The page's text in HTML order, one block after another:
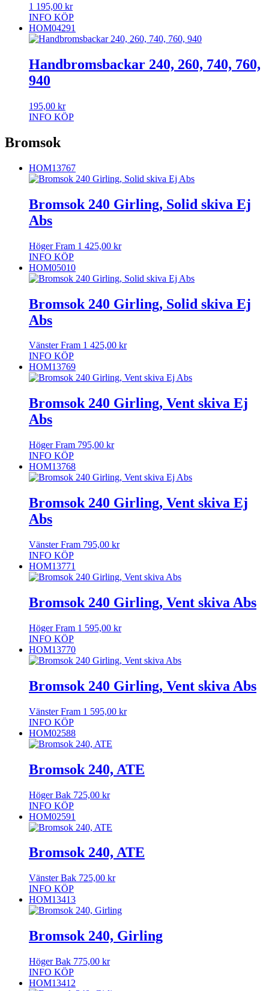
1 195,00 kr
INFO KÖP
HOM04291
Handbromsbackar 240, 260, 740, 760,
940
195,00 kr
INFO KÖP
Bromsok
HOM13767
Bromsok 240 Girling, Solid skiva Ej
Abs
Höger Fram 1 425,00 kr
INFO KÖP
HOM05010
Bromsok 240 Girling, Solid skiva Ej
Abs
Vänster Fram 1 425,00 kr
INFO KÖP
HOM13769
Bromsok 240 Girling, Vent skiva Ej
Abs
Höger Fram 795,00 kr
INFO KÖP
HOM13768
Bromsok 240 Girling, Vent skiva Ej
Abs
Vänster Fram 795,00 kr
INFO KÖP
HOM13771
Bromsok 240 Girling, Vent skiva Abs
Höger Fram 1 595,00 kr
INFO KÖP
HOM13770
Bromsok 240 Girling, Vent skiva Abs
Vänster Fram 1 595,00 kr
INFO KÖP
HOM02588
Bromsok 240, ATE
Höger Bak 725,00 kr
INFO KÖP
HOM02591
Bromsok 240, ATE
Vänster Bak 725,00 kr
INFO KÖP
HOM13413
Bromsok 240, Girling
Höger Bak 775,00 kr
INFO KÖP
HOM13412